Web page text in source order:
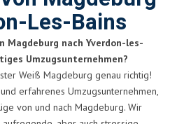
Les-Bains
Magdeburg nach Yverdon-les-
Umzugsunternehmen?
Weiß Magdeburg genau richtig!
erfahrenes Umzugsunternehmen,
von und nach Magdeburg. Wir